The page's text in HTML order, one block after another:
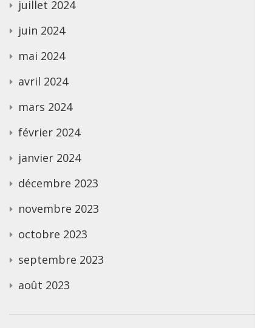
juillet 2024
juin 2024
mai 2024
avril 2024
mars 2024
février 2024
janvier 2024
décembre 2023
novembre 2023
octobre 2023
septembre 2023
août 2023